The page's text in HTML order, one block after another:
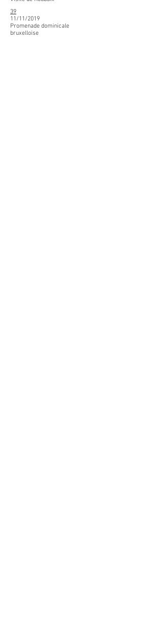
39
11/11/2019
Promenade dominicale
bruxelloise